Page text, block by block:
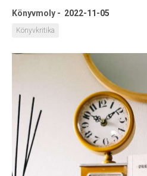
Könyveim
Rólam
Könyvmoly - 2022-11-05
Könyvkritika